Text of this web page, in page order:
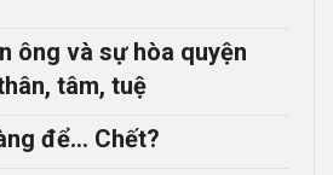
ông và sự hòa quyện
tâm, tuệ
để… Chết?